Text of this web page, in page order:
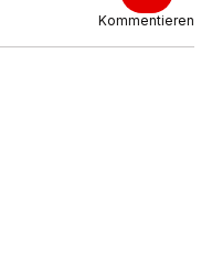
Kommentieren